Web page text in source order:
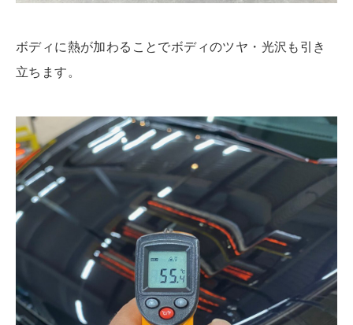
ボディに熱が加わることでボディのツヤ・光沢も引き
立ちます。